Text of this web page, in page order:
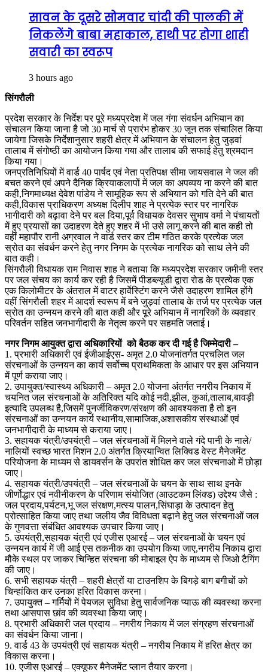
सावन के दूसरे सोमवार चांदी की पालकी में
निकलेंगे बाबा महाकाल, हाथी पर होगा शाही
सवारी का स्वरूप
3 hours ago
सिंगरौली
प्रदेश सरकार के निर्देश पर पूरे मध्यप्रदेश में जल गंगा संवर्धन अभियान का
संचालन किया जाना है जो 30 मार्च से प्रारंभ होकर 30 जून तक संचालित किया
जायेगा जिसके निर्देशानुसार शहरी क्षेत्र में अभियान के संचालन हेतु जुड़वां
तालाब में संगोष्ठी का आयोजन किया गया और तालाब की सफाई हेतु श्रमदान
किया गया।
जनप्रतिनिधियों में वार्ड 40 पार्षद एवं नेता प्रतिपक्ष सीमा जायसवाल ने जल की
बचत करने एवं अपने दैनिक क्रियाकलापों में जल का अपव्यय ना करने की बात
कही,निगमाध्यक्ष देवेश पांडेय ने सामूहिक रूप से अभियान को गति देने की बात
कही,विकास प्राधिकरण अध्यक्ष दिलीप शाह ने प्रत्येक स्तर पर नागरिक
भागीदारी को बढ़ावा देने पर बल दिया,पूर्व विधायक देवसर सुभाष वर्मा ने पंचायतों
में हुए प्रयासों का उदाहरण देते हुए शहर में भी उसे लागू करने की बात कही तो
वहीं महापौर रानी अग्रवाल ने वार्ड स्तर कर टीम गठित करके प्रत्येक जल
स्रोत का संवर्धन करने हेतु नगर निगम के प्रत्येक नागरिक को साथ लेने की
बात कही।
सिंगरौली विधायक राम निवास शाह ने बताया कि मध्यप्रदेश सरकार जमीनी स्तर
पर जल संचय का कार्य कर रही है जिसमें पीडब्ल्यूडी द्वारा रोड के प्रत्येक एक
एक किलोमीटर के अंतराल में वाटर हार्वेस्टिंग करने जैसे उदाहरण शामिल होंगे
वहीं सिंगरौली शहर में आदर्श स्वरूप में बने जुड़वां तालाब के तर्ज पर प्रत्येक जल
स्रोत का उन्नयन करने की बात कही और पूरे अभियान में नागरिकों के व्यवहार
परिवर्तन सहित जनभागीदारी के नेतृत्व करने पर सहमति जताई।
नगर निगम आयुक्त द्वारा अधिकारियों को बैठक कर दी गई है जिम्मेदारी –
1. प्रभारी अधिकारी एवं ईजीआईएस- अमृत 2.0 योजनांतर्गत प्रचलित जल
संरचनाओं के उन्नयन का कार्य सर्वोच्च प्राथमिकता के आधार पर इस अभियान
में पूर्ण कराया जाए।
2. उपायुक्त/स्वास्थ्य अधिकारी – अमृत 2.0 योजना अंतर्गत नगरीय निकाय में
चयनित जल संरचनाओं के अतिरिक्त यदि कोई नदी,झील, कुआं,तालाब,बावड़ी
इत्यादि उपलब्ध है,जिसमें पुनर्जीविकरण/संरक्षण की आवश्यकता है तो इन
संरचनाओं का उन्नयन कार्य स्थानीय,सामाजिक,अशासकीय संस्थाओं एवं
जनभागीदारी के माध्यम से कराया जाए।
3. सहायक यंत्री/उपयंत्री – जल संरचनाओं में मिलने वाले गंदे पानी के नाले/
नालियों स्वच्छ भारत मिशन 2.0 अंतर्गत क्रियान्वित लिक्विड वेस्ट मैनेजमेंट
परियोजना के माध्यम से डायवर्सन के उपरांत शोधित कर जल संरचनाओ में छोड़ा
जाए।
4. सहायक यंत्री/उपयंत्री – जल संरचनाओं के चयन के साथ साथ इनके
जीर्णोद्धार एवं नवीनीकरण के परिणाम संयोजित (आउटकम लिंक्ड) उद्देश्य जैसे :
जल प्रदाय,पर्यटन,भू जल संरक्षण,मत्स्य पालन,सिंघाड़ा के उत्पादन हेतु
प्रोत्साहित किया जाए तथा जलीय जैव विविधता बढ़ाने हेतु जल संरचनाओं जल
के गुणवत्ता संबंधित आवश्यक उपचार किया जाए।
5. उपयंत्री,सहायक यंत्री एवं एजीस एआरई – जल संरचनाओं के चयन एवं
उन्नयन कार्य में जी आई एस तकनीक का उपयोग किया जाए,नगरीय निकाय द्वारा
मौके स्थल पर जाकर चिन्हित संरचना की मोबाइल ऐप के माध्यम से जिओ टैगिंग
की जाए।
6. सभी सहायक यंत्री – शहरी क्षेत्रों या टाउनशिप के बिगड़े बाग बगीचों को
चिन्हांकित कर उनका हरित विकास करना।
7. उपायुक्त – गर्मियों में पेयजल सुविधा हेतु सार्वजनिक प्याऊ की व्यवस्था करना
तथा आसपास छांव की व्यवस्था किया जाए।
8. प्रभारी अधिकारी जल प्रदाय – नगरीय निकाय में जल संग्रहण संरचनाओं
का संवर्धन किया जाना।
9. वार्ड 43 के उपयंत्री एवं सहायक यंत्री – नगरीय निकाय में हरित क्षेत्र का
विकास करना।
10. एजीस एआरई – एक्यूफर मैनेजमेंट प्लान तैयार करना।